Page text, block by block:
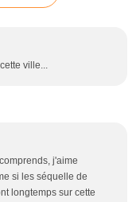
ville...
j'aime
si les séquelle de
longtemps sur cette